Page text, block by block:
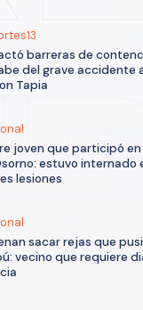
barreras de
del grave accidente
Tapia
joven que participó
estuvo internado
lesiones
sacar rejas que
vecino que requiere